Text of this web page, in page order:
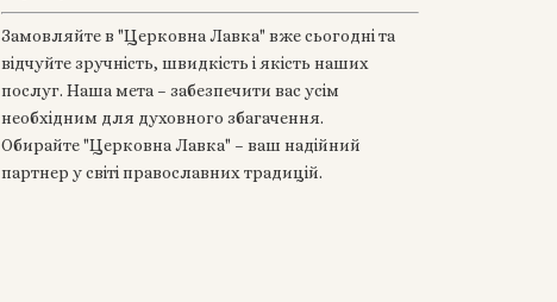
Замовляйте в "Церковна Лавка" вже сьогодні та
відчуйте зручність, швидкість і якість наших
послуг. Наша мета – забезпечити вас усім
необхідним для духовного збагачення.
Обирайте "Церковна Лавка" – ваш надійний
партнер у світі православних традицій.